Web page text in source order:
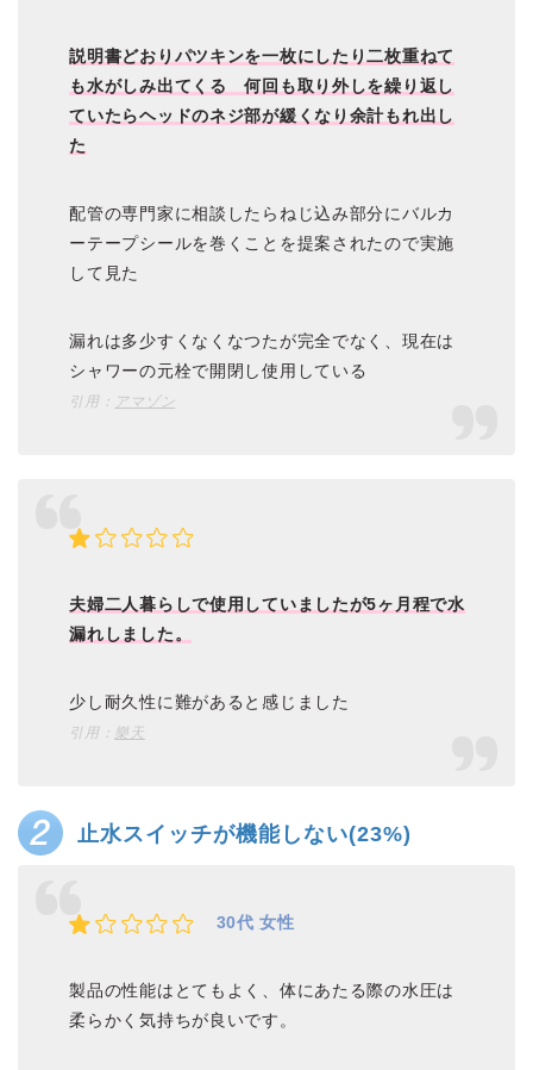
説明書どおりパツキンを一枚にしたり二枚重ねて
も水がしみ出てくる 何回も取り外しを繰り返し
ていたらヘッドのネジ部が緩くなり余計もれ出し
た
配管の専門家に相談したらねじ込み部分にバルカ
ーテープシールを巻くことを提案されたので実施
して見た
漏れは多少すくなくなつたが完全でなく、現在は
シャワーの元栓で開閉し使用している
引用： アマゾン
夫婦二人暮らしで使用していましたが5ヶ月程で水
漏れしました。
少し耐久性に難があると感じました
引用： 樂天
止水スイッチが機能しない(23%)
30代 女性
製品の性能はとてもよく、体にあたる際の水圧は
柔らかく気持ちが良いです。